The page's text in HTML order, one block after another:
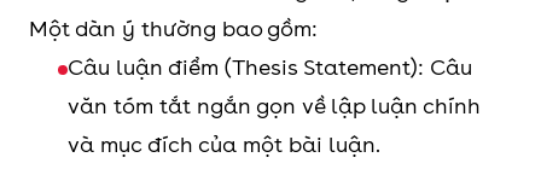
Một dàn ý thường bao gồm:
Câu luận điểm (Thesis Statement): Câu
văn tóm tắt ngắn gọn về lập luận chính
và mục đích của một bài luận.